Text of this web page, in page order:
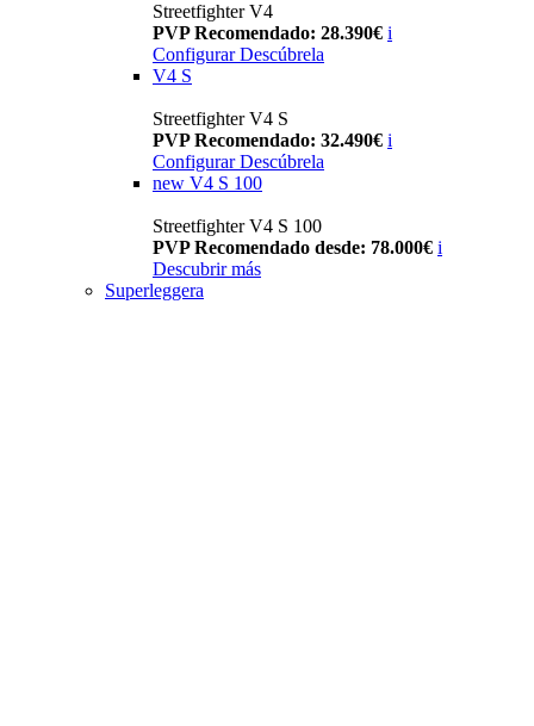
Streetfighter V4
PVP Recomendado: 28.390€ i
Configurar Descúbrela
V4 S
Streetfighter V4 S
PVP Recomendado: 32.490€ i
Configurar Descúbrela
new V4 S 100
Streetfighter V4 S 100
PVP Recomendado desde: 78.000€ i
Descubrir más
Superleggera